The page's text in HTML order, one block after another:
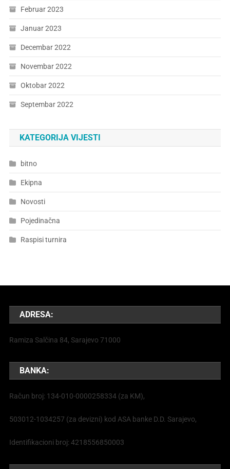
Februar 2023
Januar 2023
Decembar 2022
Novembar 2022
Oktobar 2022
Septembar 2022
KATEGORIJA VIJESTI
bitno
Ekipna
Novosti
Pojedinačna
Raspisi turnira
ADRESA:
Ramiza Salčina 84, Sarajevo 71000
BANKA:
Račun broj: 134-010-0000258334 (za KM),
503012-1034257 (za devizni) kod ASA banke D.D. Sarajevo,
Identifikacioni broj: 4218556850003